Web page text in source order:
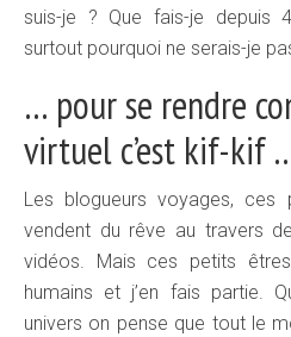
suis-je ? Que fais-je depuis
surtout pourquoi ne serais-je
… pour se rendre
virtuel c’est kif-kif
Les blogueurs voyages,
vendent du rêve au travers
vidéos. Mais ces petits
humains et j’en fais partie.
univers on pense que tout le